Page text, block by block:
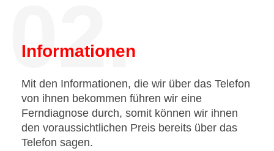
02.
Informationen
Mit den Informationen, die wir über das Telefon
von ihnen bekommen führen wir eine
Ferndiagnose durch, somit können wir ihnen
den voraussichtlichen Preis bereits über das
Telefon sagen.